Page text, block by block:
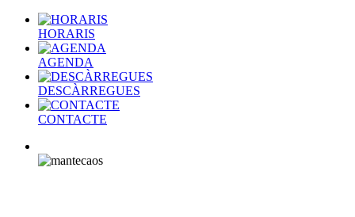
HORARIS
AGENDA
DESCÀRREGUES
CONTACTE